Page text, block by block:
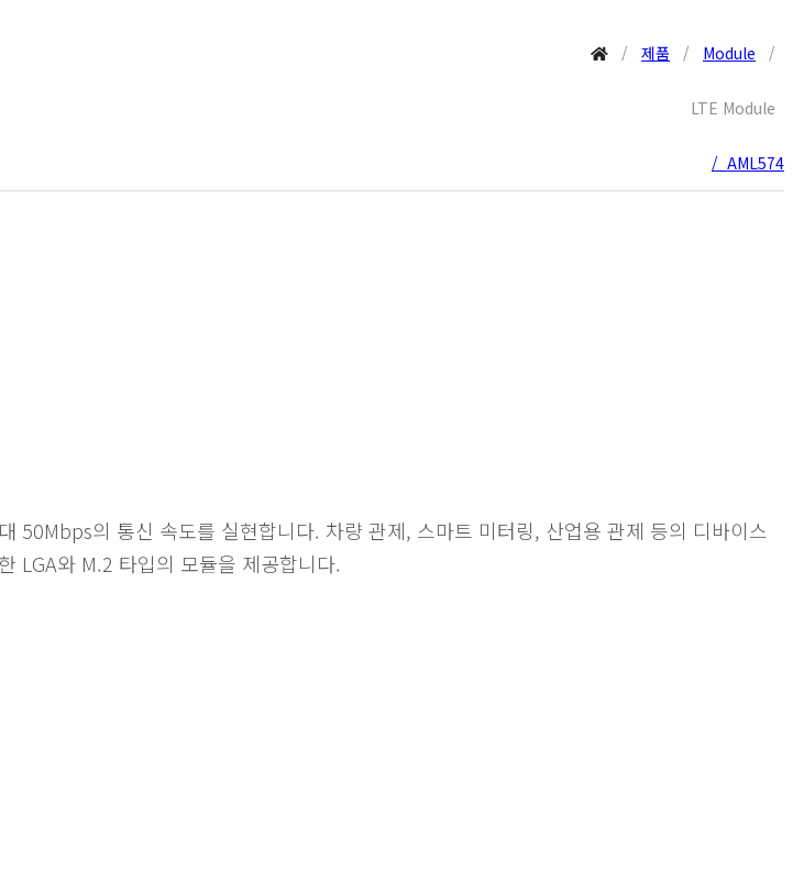
/ 제품 / Module /
LTE Module
/ AML574
의 통신 속도를 실현합니다. 차량 관제, 스마트 미터링, 산업용 관제 등의 디바이스
LGA와 M.2 타입의 모듈을 제공합니다.